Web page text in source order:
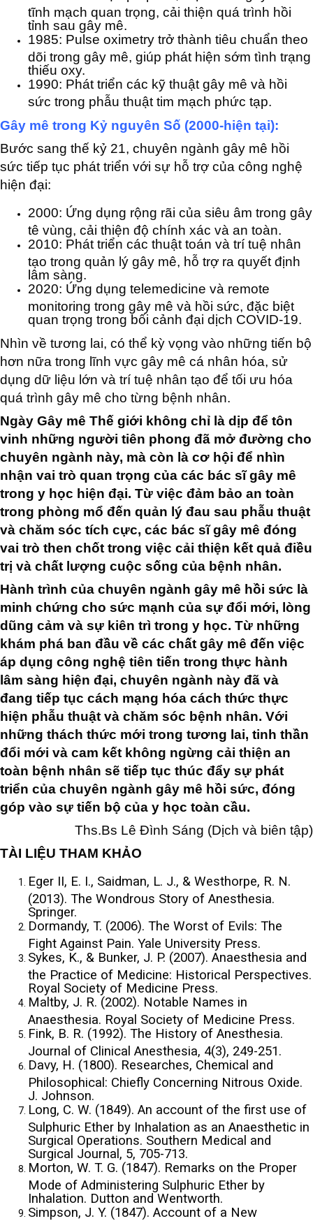
tĩnh mạch quan trọng, cải thiện quá trình hồi
tỉnh sau gây mê.
1985: Pulse oximetry trở thành tiêu chuẩn theo
dõi trong gây mê, giúp phát hiện sớm tình trạng
thiếu oxy.
1990: Phát triển các kỹ thuật gây mê và hồi
sức trong phẫu thuật tim mạch phức tạp.
Gây mê trong Kỷ nguyên Số (2000-hiện tại):
Bước sang thế kỷ 21, chuyên ngành gây mê hồi
sức tiếp tục phát triển với sự hỗ trợ của công nghệ
hiện đại:
2000: Ứng dụng rộng rãi của siêu âm trong gây
tê vùng, cải thiện độ chính xác và an toàn.
2010: Phát triển các thuật toán và trí tuệ nhân
tạo trong quản lý gây mê, hỗ trợ ra quyết định
lâm sàng.
2020: Ứng dụng telemedicine và remote
monitoring trong gây mê và hồi sức, đặc biệt
quan trọng trong bối cảnh đại dịch COVID-19.
Nhìn về tương lai, có thể kỳ vọng vào những tiến bộ
hơn nữa trong lĩnh vực gây mê cá nhân hóa, sử
dụng dữ liệu lớn và trí tuệ nhân tạo để tối ưu hóa
quá trình gây mê cho từng bệnh nhân.
Ngày Gây mê Thế giới không chỉ là dịp để tôn
vinh những người tiên phong đã mở đường cho
chuyên ngành này, mà còn là cơ hội để nhìn
nhận vai trò quan trọng của các bác sĩ gây mê
trong y học hiện đại. Từ việc đảm bảo an toàn
trong phòng mổ đến quản lý đau sau phẫu thuật
và chăm sóc tích cực, các bác sĩ gây mê đóng
vai trò then chốt trong việc cải thiện kết quả điều
trị và chất lượng cuộc sống của bệnh nhân.
Hành trình của chuyên ngành gây mê hồi sức là
minh chứng cho sức mạnh của sự đổi mới, lòng
dũng cảm và sự kiên trì trong y học. Từ những
khám phá ban đầu về các chất gây mê đến việc
áp dụng công nghệ tiên tiến trong thực hành
lâm sàng hiện đại, chuyên ngành này đã và
đang tiếp tục cách mạng hóa cách thức thực
hiện phẫu thuật và chăm sóc bệnh nhân. Với
những thách thức mới trong tương lai, tinh thần
đổi mới và cam kết không ngừng cải thiện an
toàn bệnh nhân sẽ tiếp tục thúc đẩy sự phát
triển của chuyên ngành gây mê hồi sức, đóng
góp vào sự tiến bộ của y học toàn cầu.
Ths.Bs Lê Đình Sáng (Dịch và biên tập)
TÀI LIỆU THAM KHẢO
Eger II, E. I., Saidman, L. J., & Westhorpe, R. N.
(2013). The Wondrous Story of Anesthesia.
Springer.
Dormandy, T. (2006). The Worst of Evils: The
Fight Against Pain. Yale University Press.
Sykes, K., & Bunker, J. P. (2007). Anaesthesia and
the Practice of Medicine: Historical Perspectives.
Royal Society of Medicine Press.
Maltby, J. R. (2002). Notable Names in
Anaesthesia. Royal Society of Medicine Press.
Fink, B. R. (1992). The History of Anesthesia.
Journal of Clinical Anesthesia, 4(3), 249-251.
Davy, H. (1800). Researches, Chemical and
Philosophical: Chiefly Concerning Nitrous Oxide.
J. Johnson.
Long, C. W. (1849). An account of the first use of
Sulphuric Ether by Inhalation as an Anaesthetic in
Surgical Operations. Southern Medical and
Surgical Journal, 5, 705-713.
Morton, W. T. G. (1847). Remarks on the Proper
Mode of Administering Sulphuric Ether by
Inhalation. Dutton and Wentworth.
Simpson, J. Y. (1847). Account of a New